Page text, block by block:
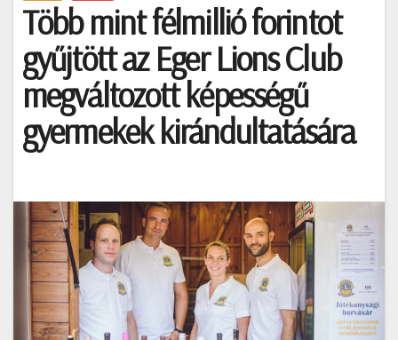
Több mint félmillió forintot
gyűjtött az Eger Lions Club
megváltozott képességű
gyermekek kirándultatására